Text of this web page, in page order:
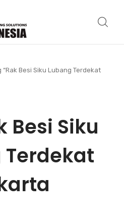
Besi Siku Lubang Terdekat
Besi Siku
Terdekat